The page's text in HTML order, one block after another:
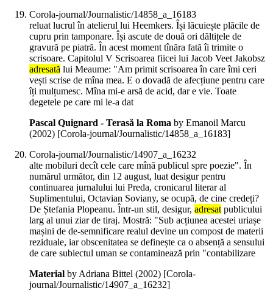
Corola-journal/Journalistic/14858_a_16183
reluat lucrul în atelierul lui Heemkers. Își lăcuiește plăcile de
cupru prin tamponare. Își ascute de două ori dăltițele de
gravură pe piatră. În acest moment tînăra fată îi trimite o
scrisoare. Capitolul V Scrisoarea fiicei lui Jacob Veet Jakobsz
adresată lui Meaume: "Am primit scrisoarea în care îmi ceri
vești scrise de mîna mea. E o dovadă de afecțiune pentru care
îți mulțumesc. Mîna mi-e arsă de acid, dar e vie. Toate
degetele pe care mi le-a dat
Pascal Quignard - Terasă la Roma by Emanoil Marcu
(2002) [Corola-journal/Journalistic/14858_a_16183]
Corola-journal/Journalistic/14907_a_16232
alte mobiluri decît cele care mînă publicul spre poezie". În
numărul următor, din 12 august, luat desigur pentru
continuarea jurnalului lui Preda, cronicarul literar al
Suplimentului, Octavian Soviany, se ocupă, de cine credeți?
De Ștefania Plopeanu. Într-un stil, desigur, adresatpublicului
larg al unui ziar de tiraj. Mostră: "Sub acțiunea acestei uriașe
mașini de de-semnificare realul devine un compost de materii
reziduale, iar obscenitatea se definește ca o absență a sensului
de care subiectul uman se contaminează prin "contabilizare
Material by Adriana Bittel (2002) [Corola-
journal/Journalistic/14907_a_16232]